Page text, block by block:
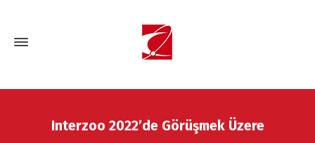
Interzoo 2022’de Görüşmek Üzere